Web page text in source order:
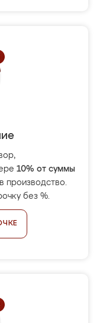
10% от суммы
производство.
без %.